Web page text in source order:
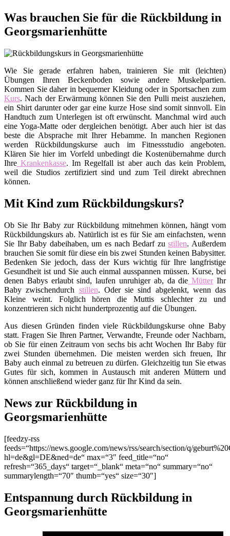
Was brauchen Sie für die Rückbildung in
Georgsmarienhütte
Wie Sie gerade erfahren haben, trainieren Sie mit (leichten)
Übungen Ihren Beckenboden sowie andere Muskelpartien.
Kommen Sie daher in bequemer Kleidung oder in Sportsachen zum
Kurs. Nach der Erwärmung können Sie den Pulli meist ausziehen,
ein Shirt darunter oder gar eine kurze Hose sind somit sinnvoll. Ein
Handtuch zum Unterlegen ist oft erwünscht. Manchmal wird auch
eine Yoga-Matte oder dergleichen benötigt. Aber auch hier ist das
beste die Absprache mit Ihrer Hebamme. In manchen Regionen
werden Rückbildungskurse auch im Fitnessstudio angeboten.
Klären Sie hier im Vorfeld unbedingt die Kostenübernahme durch
Ihre Krankenkasse. Im Regelfall ist aber auch das kein Problem,
weil die Studios zertifiziert sind und zum Teil direkt abrechnen
können.
Mit Kind zum Rückbildungskurs?
Ob Sie Ihr Baby zur Rückbildung mitnehmen können, hängt vom
Rückbildungskurs ab. Natürlich ist es für Sie am einfachsten, wenn
Sie Ihr Baby dabeihaben, um es nach Bedarf zustillen. Außerdem
brauchen Sie somit für diese ein bis zwei Stunden keinen Babysitter.
Bedenken Sie jedoch, dass der Kurs wichtig für Ihre langfristige
Gesundheit ist und Sie auch einmal ausspannen müssen. Kurse, bei
denen Babys erlaubt sind, laufen unruhiger ab, da die MütterIhr
Baby zwischendurch stillen. Oder sie sind abgelenkt, wenn das
Kleine weint. Folglich hören die Muttis schlechter zu und
konzentrieren sich nicht hundertprozentig auf die Übungen.
Aus diesen Gründen finden viele Rückbildungskurse ohne Baby
statt. Fragen Sie Ihren Partner, Verwandte, Freunde oder Nachbarn,
ob Sie für einen Zeitraum von sechs bis acht Wochen Ihr Baby für
zwei Stunden übernehmen. Die meisten werden sich freuen, Ihr
Baby auch einmal zu betreuen zu dürfen. Gleichzeitig tun Sie etwas
Gutes für sich, kommen in Austausch mit anderen Müttern und
können anschließend wieder ganz für Ihr Kind da sein.
News zur Rückbildung in
Georgsmarienhütte
[feedzy-rss
feeds=“https://news.google.com/news/rss/search/section/q/
hl=de&gl=DE&ned=de“ max=“3″ feed_title=“no“
refresh=“365_days“ target=“_blank“ meta=“no“ summary=“no“
summarylength=“70″ thumb=“yes“ size=“30″]
Entspannung durch Rückbildung in
Georgsmarienhütte